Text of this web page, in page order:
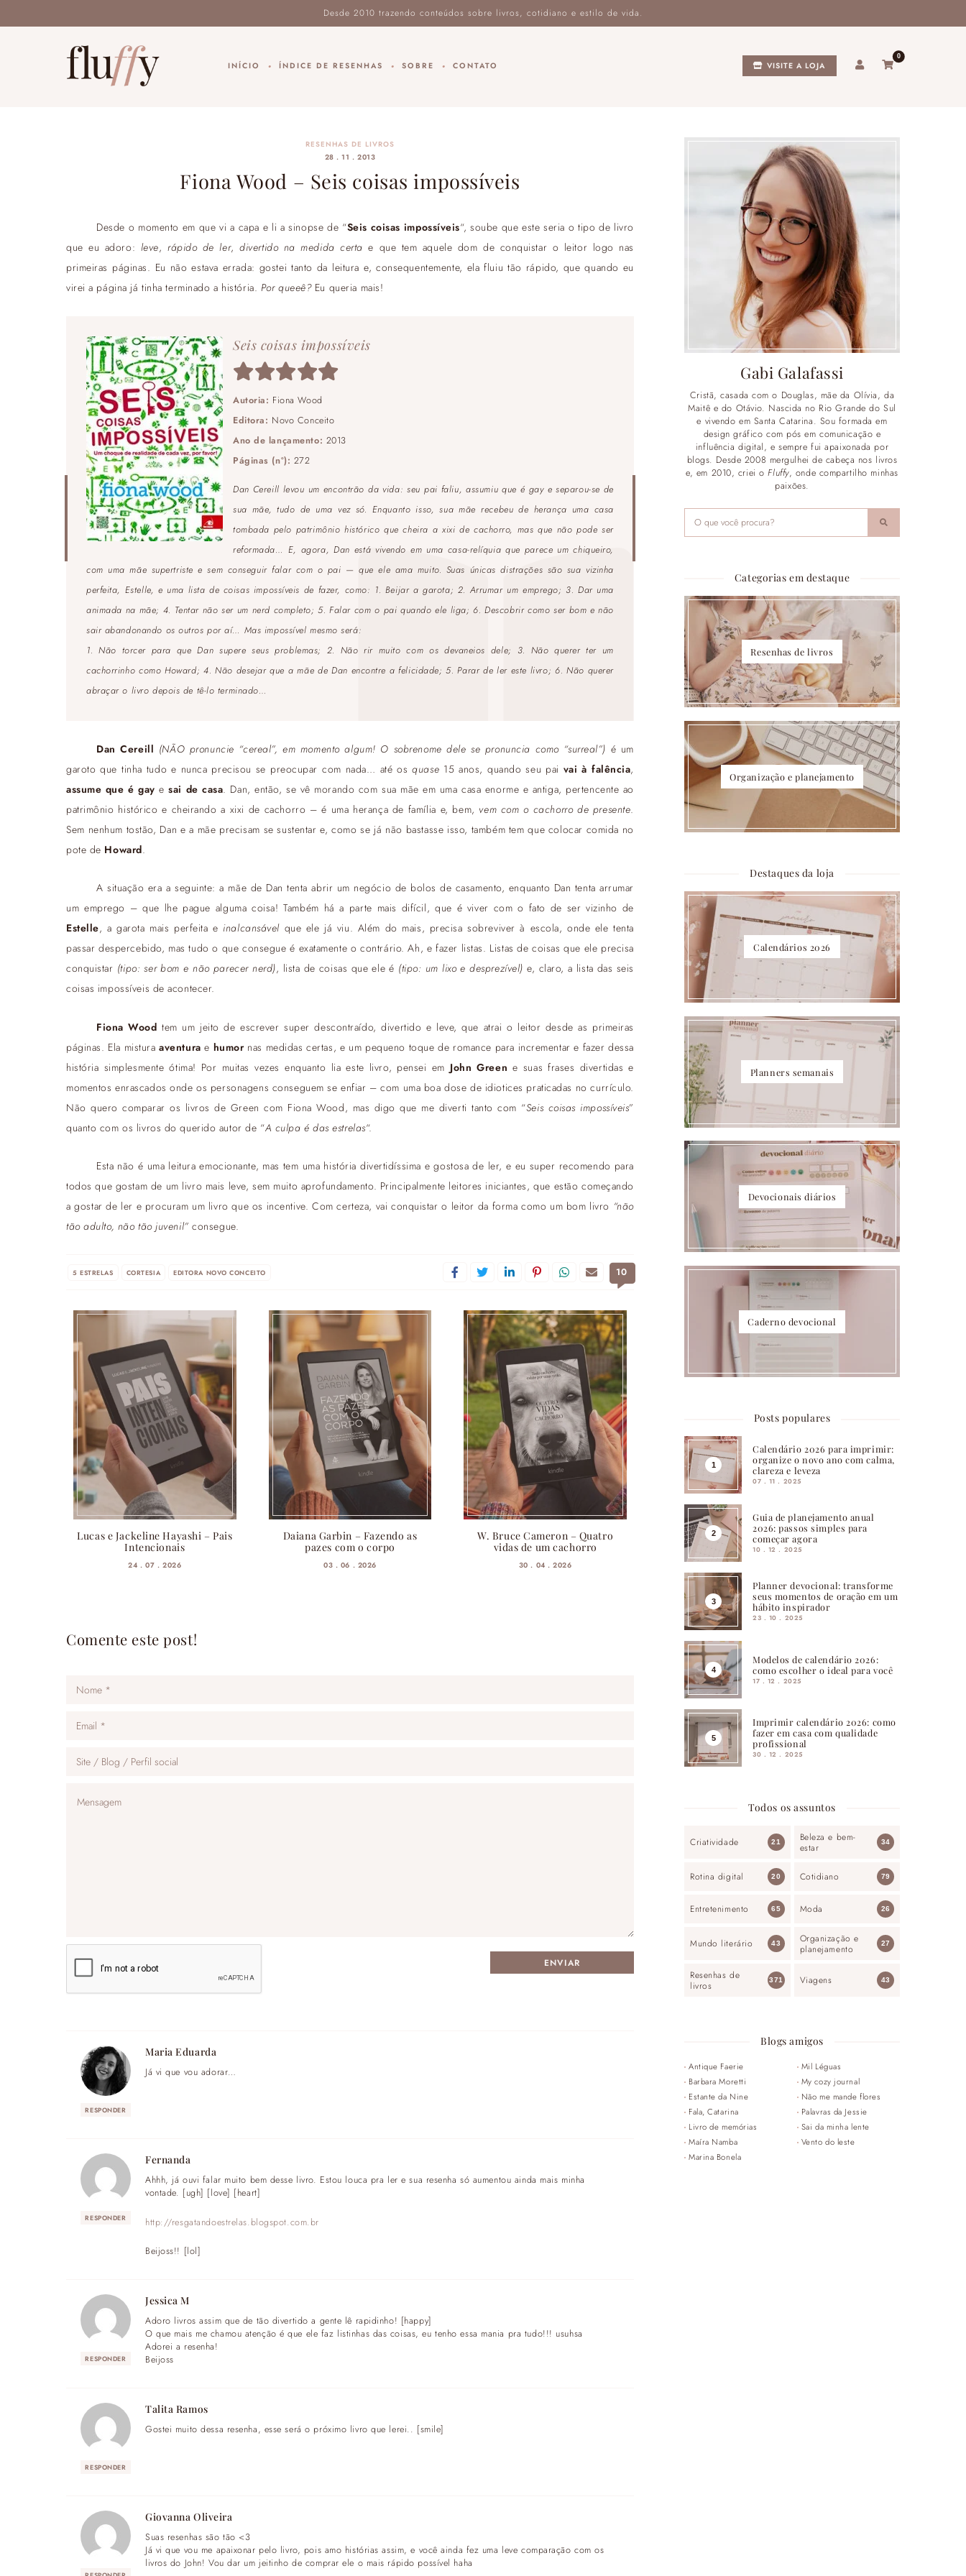
INÍCIO ÍNDICE DE RESENHAS SOBRE CONTATO VISITE A LOJA
0
RESENHAS DE LIVROS
28 . 11 . 2013
Fiona Wood – Seis coisas impossíveis
Desde o momento em que vi a capa e li a sinopse de “Seis coisas impossíveis“, soube que este seria o tipo de livro
que eu adoro: leve, rápido de ler,divertido na medida certa e que tem aquele dom de conquistar o leitor logo nas
primeiras páginas. Eu não estava errada: gostei tanto da leitura e, consequentemente, ela fluiu tão rápido, que quando eu
virei a página já tinha terminado a história. Por queeê?Eu queria mais!
Seis coisas impossíveis
Autoria: Fiona Wood
Editora: Novo Conceito
Ano de lançamento: 2013
Páginas (nº): 272
Dan Cereill levou um encontrão da vida: seu pai faliu, assumiu que é gay e separou-se de
sua mãe, tudo de uma vez só. Enquanto isso, sua mãe recebeu de herança uma casa
tombada pelo patrimônio histórico que cheira a xixi de cachorro, mas que não pode ser
reformada… E, agora, Dan está vivendo em uma casa-relíquia que parece um chiqueiro,
com uma mãe supertriste e sem conseguir falar com o pai — que ele ama muito. Suas únicas distrações são sua vizinha
perfeita, Estelle, e uma lista de coisas impossíveis de fazer, como: 1. Beijar a garota; 2. Arrumar um emprego; 3. Dar uma
animada na mãe; 4. Tentar não ser um nerd completo; 5. Falar com o pai quando ele liga; 6. Descobrir como ser bom e não
sair abandonando os outros por aí… Mas impossível mesmo será:
1. Não torcer para que Dan supere seus problemas; 2. Não rir muito com os devaneios dele; 3. Não querer ter um
cachorrinho como Howard; 4. Não desejar que a mãe de Dan encontre a felicidade; 5. Parar de ler este livro; 6. Não querer
abraçar o livro depois de tê-lo terminado…
Dan Cereill (NÃO pronuncie “cereal”, em momento algum! O sobrenome dele se pronuncia como “surreal”) é um
garoto que tinha tudo e nunca precisou se preocupar com nada… até osquase 15 anos, quando seu pai vai à falência,
assume que é gay esai de casa. Dan, então, se vê morando com sua mãe em uma casa enorme e antiga, pertencente ao
patrimônio histórico e cheirando a xixi de cachorro – é uma herança de família e, bem, vem com o cachorro de presente.
Sem nenhum tostão, Dan e a mãe precisam se sustentar e, como se já não bastasse isso, também tem que colocar comida no
pote de Howard.
A situação era a seguinte: a mãe de Dan tenta abrir um negócio de bolos de casamento, enquanto Dan tenta arrumar
um emprego – que lhe pague alguma coisa! Também há a parte mais difícil, que é viver com o fato de ser vizinho de
Estelle, a garota mais perfeita e inalcansável que ele já viu. Além do mais, precisa sobreviver à escola, onde ele tenta
passar despercebido, mas tudo o que consegue é exatamente o contrário. Ah, e fazer listas. Listas de coisas que ele precisa
conquistar (tipo: ser bom e não parecer nerd), lista de coisas que ele é (tipo: um lixo e desprezível) e, claro, a lista das seis
coisas impossíveis de acontecer.
Fiona Wood tem um jeito de escrever super descontraído, divertido e leve, que atrai o leitor desde as primeiras
páginas. Ela misturaaventura e humornas medidas certas, e um pequeno toque de romance para incrementar e fazer dessa
história simplesmente ótima! Por muitas vezes enquanto lia este livro, pensei em John Green e suas frases divertidas e
momentos enrascados onde os personagens conseguem se enfiar – com uma boa dose de idiotices praticadas no currículo.
Não quero comparar os livros de Green com Fiona Wood, mas digo que me diverti tanto com “Seis coisas impossíveis”
quanto com os livros do querido autor de “A culpa é das estrelas“.
Esta não é uma leitura emocionante, mas tem uma história divertidíssima e gostosa de ler, e eu super recomendo para
todos que gostam de um livro mais leve, sem muito aprofundamento. Principalmente leitores iniciantes, que estão começando
a gostar de ler e procuram um livro que os incentive. Com certeza, vai conquistar o leitor da forma como um bom livro “não
tão adulto, não tão juvenil” consegue.
5 ESTRELAS CORTESIA EDITORA NOVO CONCEITO 10
Lucas e Jackeline Hayashi – Pais
Intencionais
24 . 07 . 2026
Daiana Garbin – Fazendo as
pazes com o corpo
03 . 06 . 2026
W. Bruce Cameron – Quatro
vidas de um cachorro
30 . 04 . 2026
Comente este post!
RESPONDER
Maria Eduarda
Já vi que vou adorar…
RESPONDER
Fernanda
Ahhh, já ouvi falar muito bem desse livro. Estou louca pra ler e sua resenha só aumentou ainda mais minha
vontade. [ugh] [love] [heart]
http://resgatandoestrelas.blogspot.com.br
Beijoss!! [lol]
RESPONDER
Jessica M
Adoro livros assim que de tão divertido a gente lê rapidinho! [happy]
O que mais me chamou atenção é que ele faz listinhas das coisas, eu tenho essa mania pra tudo!!! usuhsa
Adorei a resenha!
Beijoss
RESPONDER
Talita Ramos
Gostei muito dessa resenha, esse será o próximo livro que lerei.. [smile]
Giovanna Oliveira
Suas resenhas são tão <3
Já vi que vou me apaixonar pelo livro, pois amo histórias assim, e você ainda fez uma leve comparação com os
livros do John! Vou dar um jeitinho de comprar ele o mais rápido possível haha
Gabi Galafassi
Cristã, casada com o Douglas, mãe da Olívia, da
Maitê e do Otávio. Nascida no Rio Grande do Sul
e vivendo em Santa Catarina. Sou formada em
design gráfico com pós em comunicação e
influência digital, e sempre fui apaixonada por
blogs. Desde 2008 mergulhei de cabeça nos livros
e, em 2010, criei oFluffy, onde compartilho minhas
paixões.
Categorias em destaque
Resenhas de livros
Organização e planejamento
Destaques da loja
Calendários 2026
Planners semanais
Devocionais diários
Caderno devocional
Posts populares
Calendário 2026 para imprimir:
organize o novo ano com calma,
clareza e leveza
07 . 11 . 2025
Guia de planejamento anual
2026: passos simples para
começar agora
10 . 12 . 2025
Planner devocional: transforme
seus momentos de oração em um
hábito inspirador
23 . 10 . 2025
Modelos de calendário 2026:
como escolher o ideal para você
17 . 12 . 2025
Imprimir calendário 2026: como
fazer em casa com qualidade
profissional
30 . 12 . 2025
Todos os assuntos
Criatividade 21
Beleza e bem-
estar
34
Rotina digital 20 Cotidiano 79
Entretenimento 65 Moda 26
Mundo literário 43
Organização e
planejamento
27
Resenhas de
livros
371 Viagens 43
Blogs amigos
Antique Faerie
Barbara Moretti
Estante da Nine
Fala, Catarina
Livro de memórias
Maíra Namba
Marina Bonela
Mil Léguas
My cozy journal
Não me mande flores
Palavras da Jessie
Sai da minha lente
Vento do leste